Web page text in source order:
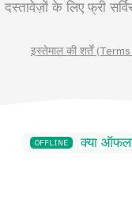
दस्तावेज़ों के लिए फ्री
इस्तेमाल की शर्तें
OFFLINE
क्या